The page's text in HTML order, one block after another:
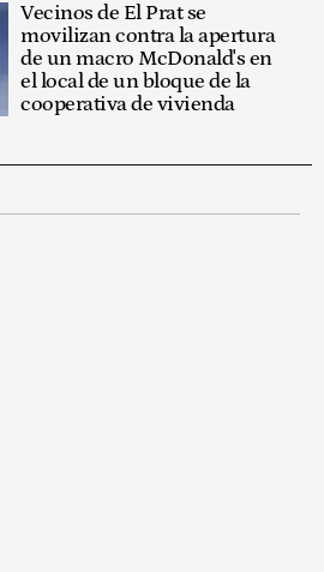
Vecinos de El Prat se
movilizan contra la apertura
de un macro McDonald's en
el local de un bloque de la
cooperativa de vivienda